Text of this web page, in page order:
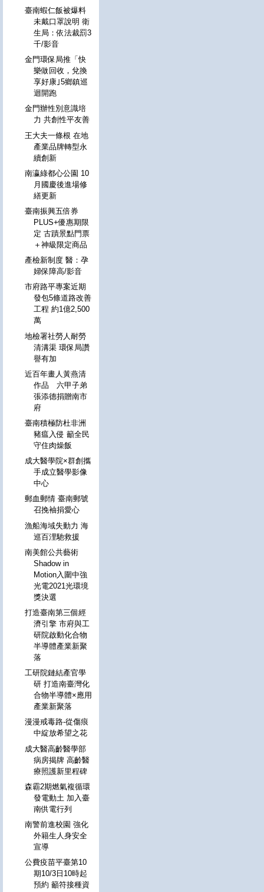
臺南蝦仁飯被爆料
未戴口罩說明 衛
生局：依法裁罰3
千/影音
金門環保局推「快
樂做回收，兌換
享好康｣5鄉鎮巡
迴開跑
金門辦性別意識培
力 共創性平友善
王大夫一條根 在地
產業品牌轉型永
續創新
南瀛綠都心公園 10
月國慶後進場修
繕更新
臺南振興五倍券
PLUS+優惠期限
定 古蹟景點門票
＋神級限定商品
產檢新制度 醫：孕
婦保障高/影音
市府路平專案近期
發包5條道路改善
工程 約1億2,500
萬
地檢署社勞人耐勞
清溝渠 環保局讚
譽有加
近百年畫人黃燕清
作品 六甲子弟
張添德捐贈南市
府
臺南積極防杜非洲
豬瘟入侵 籲全民
守住肉燥飯
成大醫學院×群創攜
手成立醫學影像
中心
郵血郵情 臺南郵號
召挽袖捐愛心
漁船海域失動力 海
巡百浬馳救援
南美館公共藝術
Shadow in
Motion入圍中強
光電2021光環境
獎決選
打造臺南第三個經
濟引擎 市府與工
研院啟動化合物
半導體產業新聚
落
工研院鏈結產官學
研 打造南臺灣化
合物半導體×應用
產業新聚落
漫漫戒毒路-從傷痕
中綻放希望之花
成大醫高齡醫學部
病房揭牌 高齡醫
療照護新里程碑
森霸2期燃氣複循環
發電動土 加入臺
南供電行列
南警前進校園 強化
外籍生人身安全
宣導
公費疫苗平臺第10
期10/3日10時起
預約 籲符接種資